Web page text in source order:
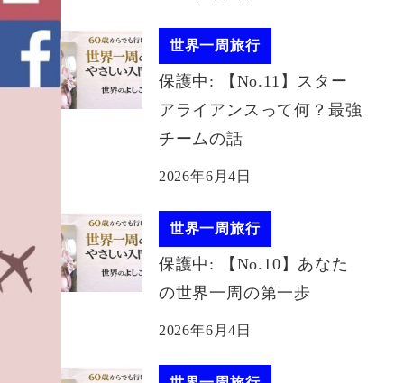
世界一周旅行
保護中: 【No.11】スター
アライアンスって何？最強
チームの話
2026年6月4日
世界一周旅行
保護中: 【No.10】あなた
の世界一周の第一歩
2026年6月4日